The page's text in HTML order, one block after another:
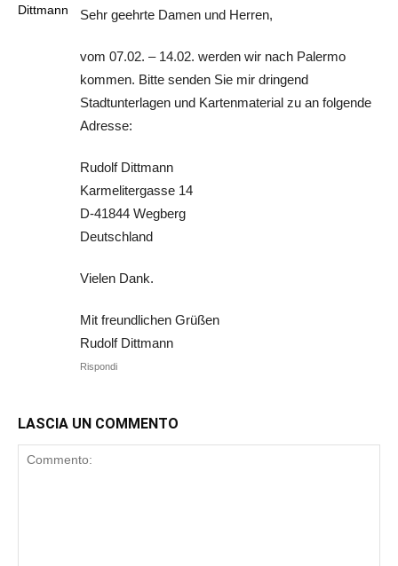
Sehr geehrte Damen und Herren,
vom 07.02. – 14.02. werden wir nach Palermo
kommen. Bitte senden Sie mir dringend
Stadtunterlagen und Kartenmaterial zu an folgende
Adresse:
Rudolf Dittmann
Karmelitergasse 14
D-41844 Wegberg
Deutschland
Vielen Dank.
Mit freundlichen Grüßen
Rudolf Dittmann
Rispondi
LASCIA UN COMMENTO